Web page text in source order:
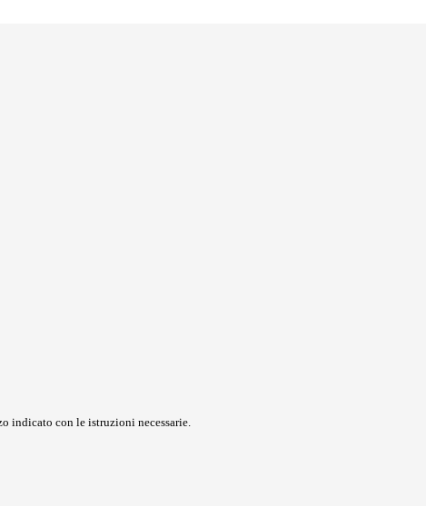
indicato con le istruzioni necessarie.